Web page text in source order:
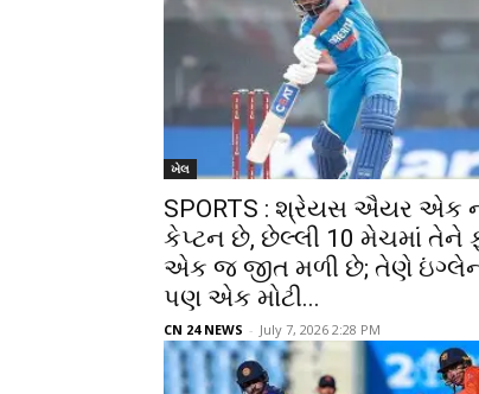
ખેલ
SPORTS : શ્રેયસ ઐયર એક
કેપ્ટન છે, છેલ્લી 10 મેચમાં તેને
એક જ જીત મળી છે; તેણે
પણ એક મોટી...
CN 24 NEWS - July 7, 2026 2:28 PM